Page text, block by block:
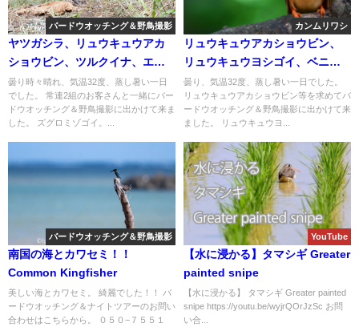
バードウオッチング＆野鳥撮影
ヤツガシラ、リュウキュウアカ
ショウビン、ツルクイナ、エゾ
ビタキ等など盛り沢山！！バー
ドウオッチング＆野鳥撮影ガイ
ド。
曇り時々晴れ、気温32度、蒸し暑い一日
でした。 常連2組のお客さんと一緒にバー
ドウオッチング＆野鳥撮影に出かけて来ま
した。 ズグロミゾゴイ。...
カンムリワシ
リュウキュウアカショウビン、
リュウキュウヨシゴイ、ベニア
ジサシ、コグンカンドリ等な
ど！！バードウオッチングと野
鳥撮影。
曇り、気温32度、蒸し暑い一日でした。
リュウキュウアカショウビン等を求めてバ
ードウオッチング＆野鳥撮影に出かけて来
ました。 リュウキュウヨ...
バードウオッチング＆野鳥撮影
南国の海とカワセミ！！
Common Kingfisher
美しい海とカワセミ。 綺麗でした！！ バ
ードウオッチング＆ナイトツアーのお問い
合わせはこちらから。 ０５０−７５５１
YouTube
【水に浸かる】タマシギ Greater
painted snipe
【水に浸かる】 タマシギ Greater painted
snipe https://youtu.be/wyjrQOrJzSc お問
い合...